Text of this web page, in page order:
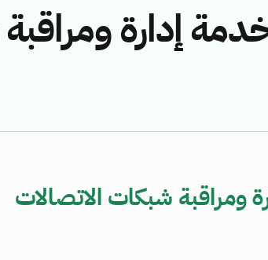
إدارة
ومراقبة شبكات الاتصالات